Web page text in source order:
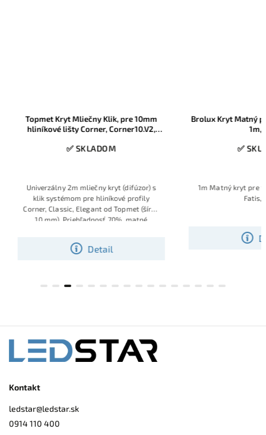
Topmet Kryt Mliečny Klik, pre 10mm
hliníkové lišty Corner, Corner10.V2,
✅ SKLADOM
Detail
Univerzálny 2m mliečny kryt (difúzor) s
klik systémom pre hliníkové profily
Corner, Classic, Elegant od Topmet (šírka
10 mm). Priehľadnosť 70%, matné
rozptyl svetla a zníženie oslnenia.
Brolux Kryt Matný
1m,
✅
1m Matný kryt pre
Fatis,
Kontakt
ledstar@ledstar.sk
0914 110 400